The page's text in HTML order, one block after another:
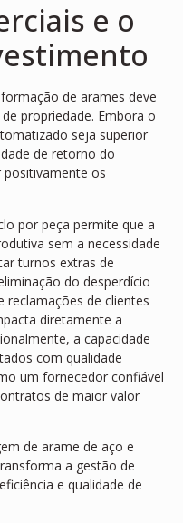
e o
de arames deve
propriedade. Embora o
seja superior
de retorno do
os
por peça permite que a
sem a necessidade
turnos extras de
do desperdício
reclamações de clientes
diretamente a
a capacidade
com qualidade
um fornecedor confiável
de maior valor
de arame de aço e
a gestão de
e qualidade de